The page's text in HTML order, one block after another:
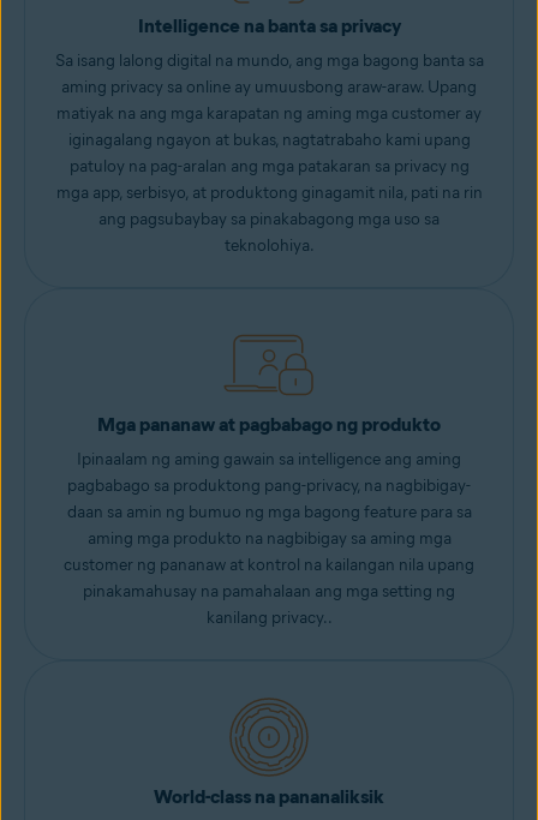
Intelligence na banta sa privacy
Sa isang lalong digital na mundo, ang mga bagong banta sa
aming privacy sa online ay umuusbong araw-araw. Upang
matiyak na ang mga karapatan ng aming mga customer ay
iginagalang ngayon at bukas, nagtatrabaho kami upang
patuloy na pag-aralan ang mga patakaran sa privacy ng
mga app, serbisyo, at produktong ginagamit nila, pati na rin
ang pagsubaybay sa pinakabagong mga uso sa
teknolohiya.
Mga pananaw at pagbabago ng produkto
Ipinaalam ng aming gawain sa intelligence ang aming
pagbabago sa produktong pang-privacy, na nagbibigay-
daan sa amin ng bumuo ng mga bagong feature para sa
aming mga produkto na nagbibigay sa aming mga
customer ng pananaw at kontrol na kailangan nila upang
pinakamahusay na pamahalaan ang mga setting ng
kanilang privacy..
World-class na pananaliksik